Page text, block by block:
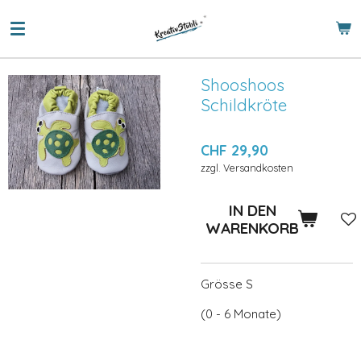
Hauptinhalt
Shooshoos
Schildkröte
CHF 29,90
zzgl. Versandkosten
IN DEN
WARENKORB
Grösse S
(0 - 6 Monate)